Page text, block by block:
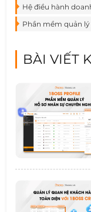
Hệ điều hành
Phần mềm quản lý
BÀI VIẾT